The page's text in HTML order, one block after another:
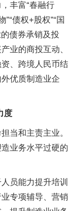
丰富“春融行
债权+股权”“国
债券承销及投
业的商投互动、
、跨境人民币结
优质制造业企
度
当和主责主业。
业务水平过硬的
员能力提升培训
专项辅导、营销